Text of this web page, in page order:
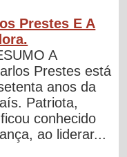
Prestes E A
A
Prestes está
anos da
Patriota,
conhecido
ao liderar...